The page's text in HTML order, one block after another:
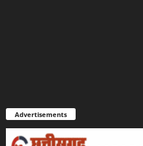
Advertisements